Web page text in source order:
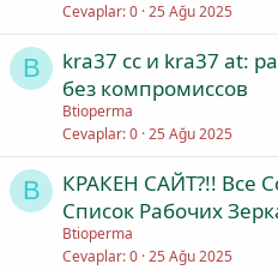
Cevaplar 0 25 Ağu 2025
B
kra37 cc и kra37 at:
без компромиссов
Btioperma
Cevaplar 0 25 Ağu 2025
B
КРАКEН САЙТ?!! Все
Список Рабочих
Btioperma
Cevaplar 0 25 Ağu 2025